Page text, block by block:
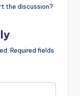
the discussion?
Required fields